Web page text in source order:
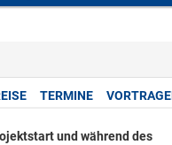
TERMINE
und während des